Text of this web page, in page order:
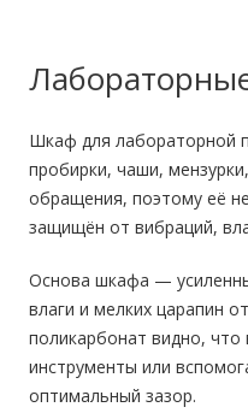
Шкаф для лабораторной
пробирки, чаши,
обращения, поэтому её
защищён от вибраций,
Основа шкафа —
влаги и мелких царапин
поликарбонат видно, что
инструменты или
оптимальный зазор.